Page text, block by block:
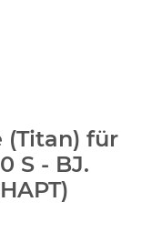
(Titan) für
S - BJ.